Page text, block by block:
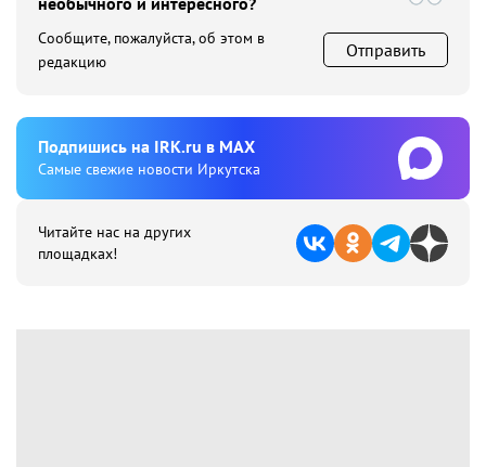
Сообщите, пожалуйста, об этом в
редакцию
Отправить
Подпишиcь на IRK.ru в MAX
Cамые свежие новости Иркутска
Читайте нас на других
площадках!